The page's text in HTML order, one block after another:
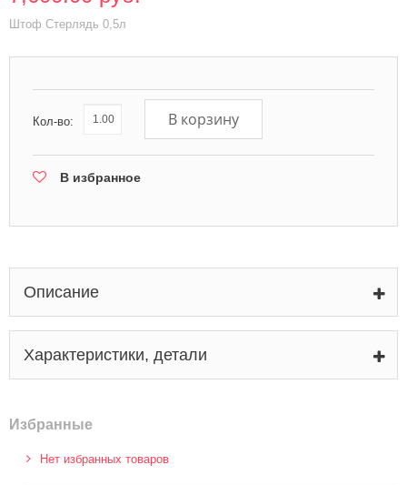
Штоф Стерлядь 0,5л
Кол-во: В корзину
В избранное
Описание
Характеристики, детали
Избранные
Нет избранных товаров